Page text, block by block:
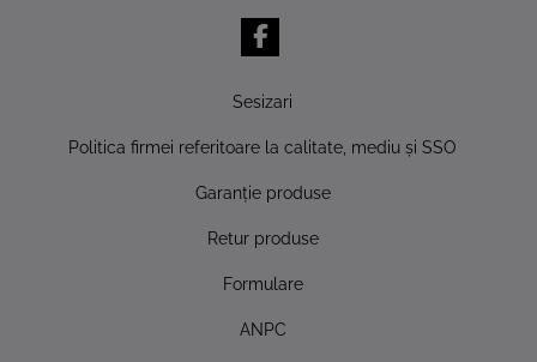
Sesizari
Politica firmei referitoare la calitate, mediu şi SSO
Garanţie produse
Retur produse
Formulare
ANPC